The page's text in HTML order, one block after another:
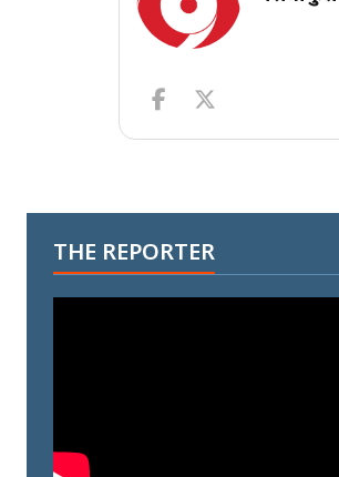
THE REPORTER